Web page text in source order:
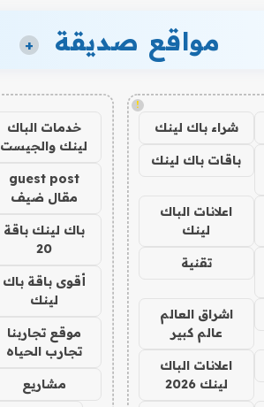
مواقع صديقة +
!
شراء باك لينك
باقات باك لينك
اعلانات الباك
لينك
تقنية
اشراق العالم
عالم كبير
اعلانات الباك
لينك 2026
خدمات الباك
لينك والجيست
guest post
مقال ضيف
باك لينك باقة
20
أقوى باقة باك
لينك
موقع تجاربنا
تجارب الحياه
مشاريع